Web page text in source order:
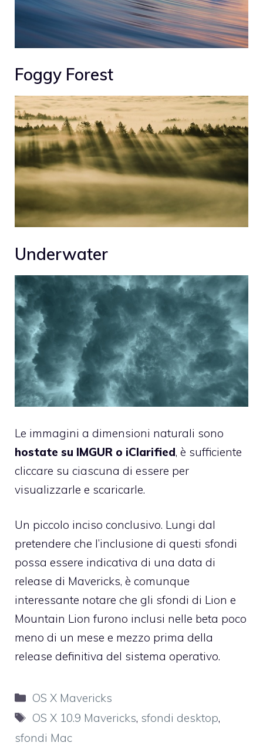
Foggy Forest
Underwater
Le immagini a dimensioni naturali sono
hostate su IMGUR o iClarified, è sufficiente
cliccare su ciascuna di essere per
visualizzarle e scaricarle.
Un piccolo inciso conclusivo. Lungi dal
pretendere che l’inclusione di questi sfondi
possa essere indicativa di una data di
release di Mavericks, è comunque
interessante notare che gli sfondi di Lion e
Mountain Lion furono inclusi nelle beta poco
meno di un mese e mezzo prima della
release definitiva del sistema operativo.
Categorie
OS X Mavericks
Tag
OS X 10.9 Mavericks, sfondi desktop,
sfondi Mac